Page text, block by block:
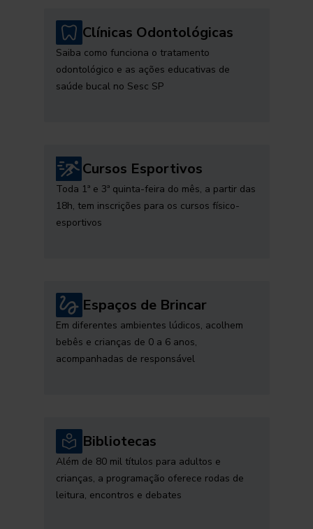
Clínicas Odontológicas
Saiba como funciona o tratamento
odontológico e as ações educativas de
saúde bucal no Sesc SP
Cursos Esportivos
Toda 1ª e 3ª quinta-feira do mês, a partir das
18h, tem inscrições para os cursos físico-
esportivos
Espaços de Brincar
Em diferentes ambientes lúdicos, acolhem
bebês e crianças de 0 a 6 anos,
acompanhadas de responsável
Bibliotecas
Além de 80 mil títulos para adultos e
crianças, a programação oferece rodas de
leitura, encontros e debates